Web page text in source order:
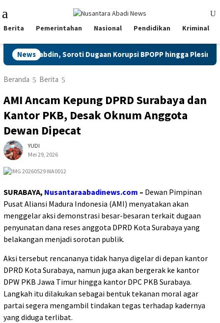
ke
konten
Mobile
Berita Pemerintahan Nasional Pendidikan Kriminal
News
Cabdin, Soroti Dugaan Korupsi BPOPP hingga Plesir Kepala
Beranda Berita
AMI Ancam Kepung DPRD Surabaya dan
Kantor PKB, Desak Oknum Anggota
Dewan Dipecat
YUDI
Mei 29, 2026
SURABAYA, Nusantaraabadinews.com – Dewan Pimpinan
Pusat Aliansi Madura Indonesia (AMI) menyatakan akan
menggelar aksi demonstrasi besar-besaran terkait dugaan
penyunatan dana reses anggota DPRD Kota Surabaya yang
belakangan menjadi sorotan publik.
Aksi tersebut rencananya tidak hanya digelar di depan kantor
DPRD Kota Surabaya, namun juga akan bergerak ke kantor
DPW PKB Jawa Timur hingga kantor DPC PKB Surabaya.
Langkah itu dilakukan sebagai bentuk tekanan moral agar
partai segera mengambil tindakan tegas terhadap kadernya
yang diduga terlibat.